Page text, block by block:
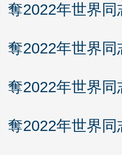
奪2022年世界
奪2022年世界
奪2022年世界
奪2022年世界